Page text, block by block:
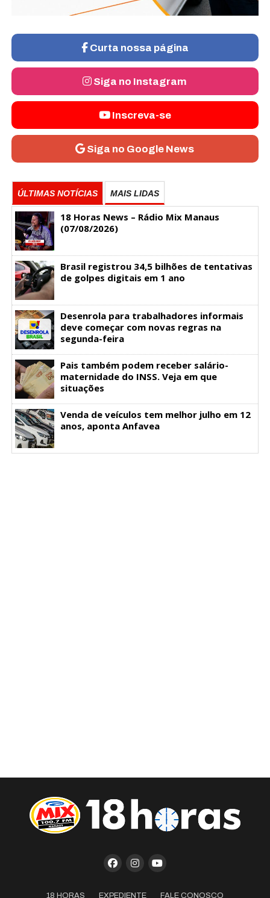
Curta nossa página
Siga no Instagram
Inscreva-se
Siga no Google News
ÚLTIMAS NOTÍCIAS MAIS LIDAS
18 Horas News​​​​​​​​​​​​ – Rádio Mix Manaus
(07/08/2026)
Brasil registrou 34,5 bilhões de tentativas
de golpes digitais em 1 ano
Desenrola para trabalhadores informais
deve começar com novas regras na
segunda-feira
Pais também podem receber salário-
maternidade do INSS. Veja em que
situações
Venda de veículos tem melhor julho em 12
anos, aponta Anfavea
18 HORAS EXPEDIENTE FALE CONOSCO